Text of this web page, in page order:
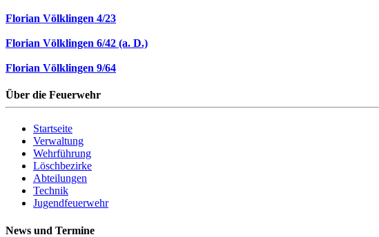
Florian Völklingen 4/23
Florian Völklingen 6/42 (a. D.)
Florian Völklingen 9/64
Über die Feuerwehr
Startseite
Verwaltung
Wehrführung
Löschbezirke
Abteilungen
Technik
Jugendfeuerwehr
News und Termine